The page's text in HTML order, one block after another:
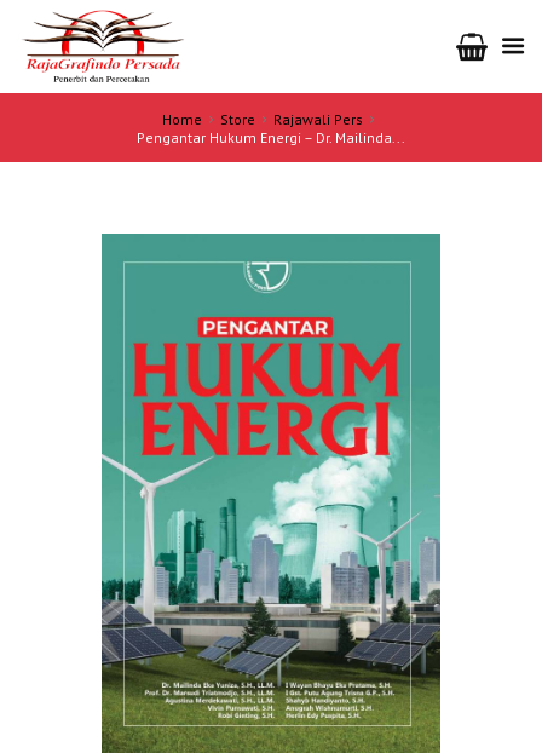
Home Store
Rajawali Pers
Pengantar Hukum Energi – Dr. Mailinda...